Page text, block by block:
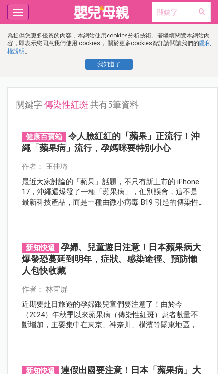
為提供您更多優質的內容，本網站使用cookies分析技術。若繼續閱覽本網站內
容，即表示您同意我們使用 cookies， 關於更多cookies資訊請閱讀我們的隱私
權說明 。
我知道了
Toggle
navigation
關鍵字傳染性紅斑 共有5筆資料
健康百寶箱
令人臉紅紅的「蘋果」正流行！沖
繩「蘋果病」流行，孕媽咪要特別小心
作者： 王佳琦
最近大家討論的「蘋果」話題，不只有新上市的 iPhone
17，沖繩還爆發了一種「蘋果病」，但別誤會，這不是
最新科技產品，而是一種由微小病毒 B19 引起的傳染性
新知快遞
孕婦、兒童遊日注意！日本蘋果病大
爆發恐蔓延到明年，症狀、感染途徑、預防懶
人包快收藏
作者： 林宜屏
近期要赴日旅遊的孕婦跟兒童們要注意了！由於今
（2024）年秋季以來蘋果病（傳染性紅斑）患者數量不
斷增加，主要集中在東京、神奈川、橫濱等關東地區，
新知快遞
連假出國要注意！日本「蘋果病」大